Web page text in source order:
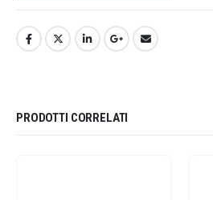
PRODOTTI CORRELATI